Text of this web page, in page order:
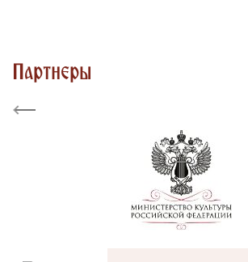
Партнеры
Previous